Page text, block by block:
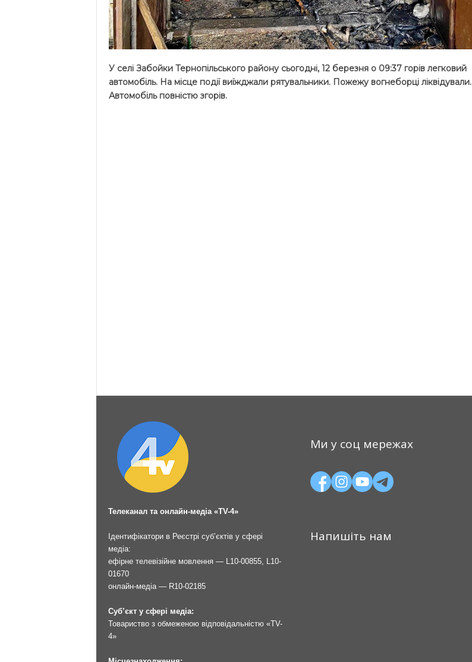
У селі Забойки Тернопільського району сьогодні, 12 березня о 09:37 горів легковий
автомобіль. На місце події виїжджали рятувальники. Пожежу вогнеборці ліквідували.
Автомобіль повністю згорів.
Телеканал та онлайн-медіа «TV-4»
Ідентифікатори в Реєстрі суб’єктів у сфері
медіа:
ефірне телевізійне мовлення — L10-00855, L10-
01670
онлайн-медіа — R10-02185
Суб’єкт у сфері медіа:
Товариство з обмеженою відповідальністю «TV-
4»
Ми у соц мережах
Напишіть нам